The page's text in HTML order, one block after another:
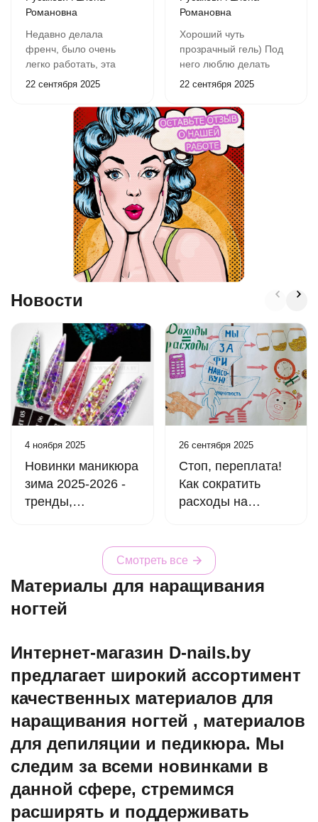
Романовна
Недавно делала
френч, было очень
легко работать, эта
краска одна из лучших
22 сентября 2025
Романовна
Хороший чуть
прозрачный гель) Под
него люблю делать
дизайны белым
хорошо смотрится,
приближенно к
натуральному ногтю
22 сентября 2025
Новости
4 ноября 2025
Новинки маникюра
зима 2025-2026 -
тренды,
26 сентября 2025
Стоп, переплата!
Как сократить
расходы на
ущерба для
качества.
Смотреть все
Материалы для наращивания
ногтей
Интернет-магазин D-nails.by
предлагает широкий ассортимент
качественных материалов для
наращивания ногтей , материалов
для депиляции и педикюра. Мы
следим за всеми новинками в
данной сфере, стремимся
расширять и поддерживать